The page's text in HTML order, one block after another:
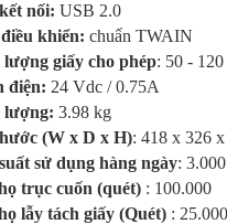
nối: USB 2.0
khiển: chuẩn TWAIN
giấy cho phép: 50 - 120
điện: 24 Vdc / 0.75A
lượng: 3.98 kg
(W x D x H): 418 x 326
sử dụng hàng ngày:
trục cuốn (quét) : 100.000
lẫy tách giấy (Quét) : 25.000